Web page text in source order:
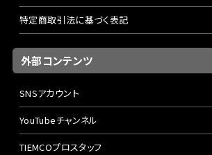
特定商取引法に基づく表記
外部コンテンツ
SNSアカウント
YouTubeチャンネル
TIEMCOプロスタッフ